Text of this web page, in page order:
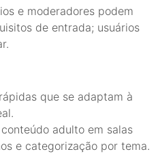
e moderadores podem
de entrada; usuários
que se adaptam à
adulto em salas
e categorização por tema.